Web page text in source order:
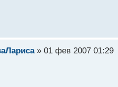
» 01 фев 2007 01:29